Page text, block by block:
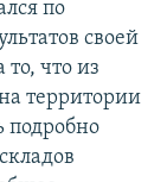
по
своей
что из
территории
подробно